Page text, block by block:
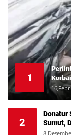
1
Deli
2
Donatur
Sumut,